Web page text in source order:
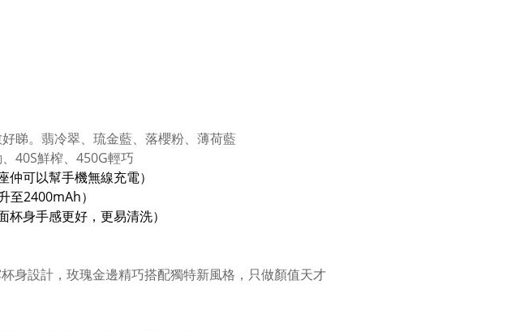
睇。翡冷翠、琉金藍、落櫻粉、薄荷藍
40S鮮榨、450G輕巧
可以幫手機無線充電）
至2400mAh）
身手感更好，更易清洗）
身設計，玫瑰金邊精巧搭配獨特新風格，只做顏值天才